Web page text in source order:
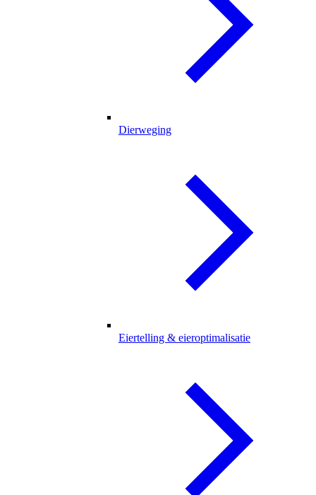
Dierweging
Eiertelling & eieroptimalisatie